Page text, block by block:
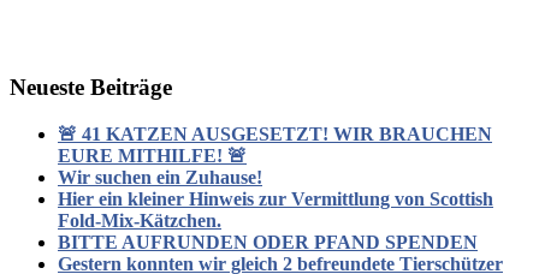
Neueste Beiträge
🚨 41 KATZEN AUSGESETZT! WIR BRAUCHEN
EURE MITHILFE! 🚨
Wir suchen ein Zuhause!
Hier ein kleiner Hinweis zur Vermittlung von Scottish
Fold-Mix-Kätzchen.
BITTE AUFRUNDEN ODER PFAND SPENDEN
Gestern konnten wir gleich 2 befreundete Tierschützer